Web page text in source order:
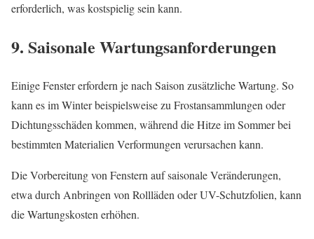
erforderlich, was kostspielig sein kann.
9. Saisonale Wartungsanforderungen
Einige Fenster erfordern je nach Saison zusätzliche Wartung. So
kann es im Winter beispielsweise zu Frostansammlungen oder
Dichtungsschäden kommen, während die Hitze im Sommer bei
bestimmten Materialien Verformungen verursachen kann.
Die Vorbereitung von Fenstern auf saisonale Veränderungen,
etwa durch Anbringen von Rollläden oder UV-Schutzfolien, kann
die Wartungskosten erhöhen.